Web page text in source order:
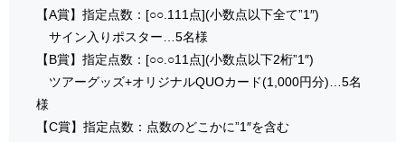
【A賞】指定点数：[○○.111点](小数点以下全て”1″)
サイン入りポスター…5名様
【B賞】指定点数：[○○.○11点](小数点以下2桁”1″)
ツアーグッズ+オリジナルQUOカード(1,000円分)…5名
様
【C賞】指定点数：点数のどこかに”1″を含む